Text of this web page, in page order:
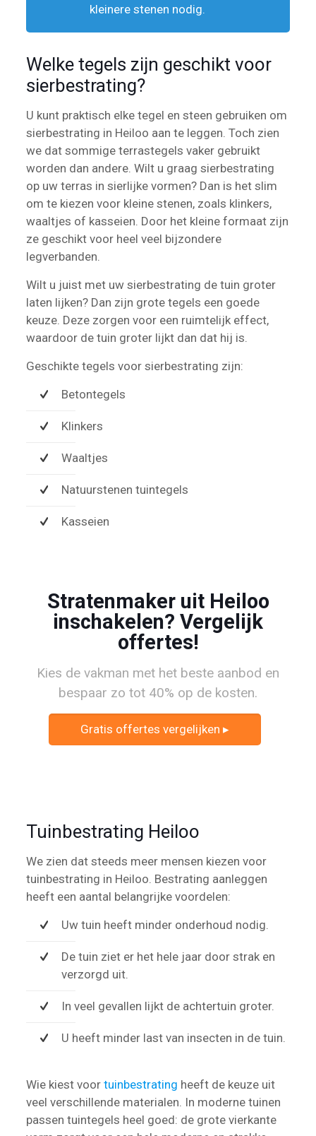
kleinere stenen nodig.
Welke tegels zijn geschikt voor
sierbestrating?
U kunt praktisch elke tegel en steen gebruiken om
sierbestrating in Heiloo aan te leggen. Toch zien
we dat sommige terrastegels vaker gebruikt
worden dan andere. Wilt u graag sierbestrating
op uw terras in sierlijke vormen? Dan is het slim
om te kiezen voor kleine stenen, zoals klinkers,
waaltjes of kasseien. Door het kleine formaat zijn
ze geschikt voor heel veel bijzondere
legverbanden.
Wilt u juist met uw sierbestrating de tuin groter
laten lijken? Dan zijn grote tegels een goede
keuze. Deze zorgen voor een ruimtelijk effect,
waardoor de tuin groter lijkt dan dat hij is.
Geschikte tegels voor sierbestrating zijn:
Betontegels
Klinkers
Waaltjes
Natuurstenen tuintegels
Kasseien
Stratenmaker uit Heiloo
inschakelen? Vergelijk
offertes!
Kies de vakman met het beste aanbod en
bespaar zo tot 40% op de kosten.
Gratis offertes vergelijken ▸
Tuinbestrating Heiloo
We zien dat steeds meer mensen kiezen voor
tuinbestrating in Heiloo. Bestrating aanleggen
heeft een aantal belangrijke voordelen:
Uw tuin heeft minder onderhoud nodig.
De tuin ziet er het hele jaar door strak en
verzorgd uit.
In veel gevallen lijkt de achtertuin groter.
U heeft minder last van insecten in de tuin.
Wie kiest voor tuinbestrating heeft de keuze uit
veel verschillende materialen. In moderne tuinen
passen tuintegels heel goed: de grote vierkante